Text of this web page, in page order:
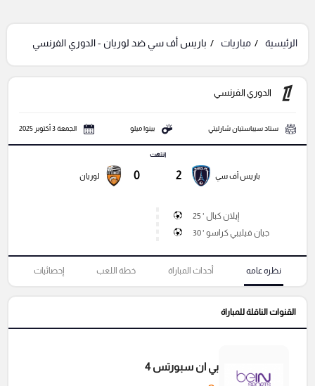
الرئيسية مباريات باريس أف سي ضد لوريان - الدوري الفرنسي
الدوري الفرنسي
ستاد سيباستيان شارليتي بينوا ميلو الجمعة 3 أكتوبر 2025
باريس أف سي 2
انتهت
0 لوريان
إيلان كبال ' 25
جيان فيليبي كراسو ' 30
نظره عامه أحداث المباراة خطة اللعب إحصائيات
القنوات الناقلة للمباراة
بي ان سبورتس 4